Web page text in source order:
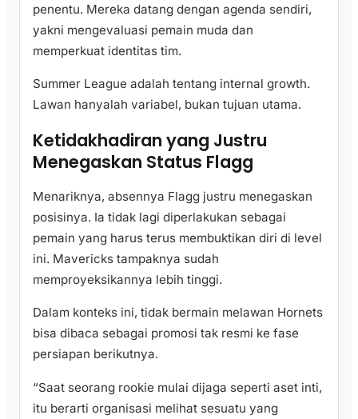
penentu. Mereka datang dengan agenda sendiri,
yakni mengevaluasi pemain muda dan
memperkuat identitas tim.
Summer League adalah tentang internal growth.
Lawan hanyalah variabel, bukan tujuan utama.
Ketidakhadiran yang Justru
Menegaskan Status Flagg
Menariknya, absennya Flagg justru menegaskan
posisinya. Ia tidak lagi diperlakukan sebagai
pemain yang harus terus membuktikan diri di level
ini. Mavericks tampaknya sudah
memproyeksikannya lebih tinggi.
Dalam konteks ini, tidak bermain melawan Hornets
bisa dibaca sebagai promosi tak resmi ke fase
persiapan berikutnya.
“Saat seorang rookie mulai dijaga seperti aset inti,
itu berarti organisasi melihat sesuatu yang